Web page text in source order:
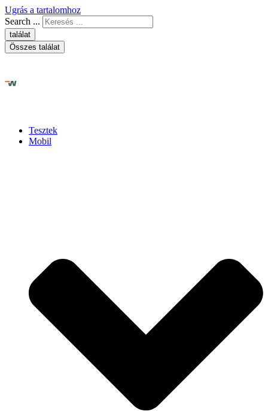
Ugrás a tartalomhoz
Search ...
találat
Összes találat
Tesztek
Mobil